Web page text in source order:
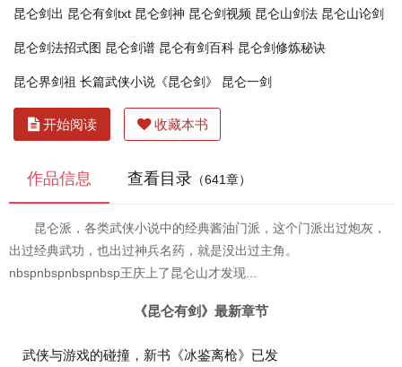
昆仑剑出 昆仑有剑txt 昆仑剑神 昆仑剑视频 昆仑山剑法 昆仑山论剑
昆仑剑法招式图 昆仑剑谱 昆仑有剑百科 昆仑剑修炼秘诀
昆仑界剑祖 长篇武侠小说《昆仑剑》 昆仑一剑
开始阅读 收藏本书
作品信息 查看目录 （641章）
昆仑派，各类武侠小说中的经典酱油门派，这个门派出过炮灰，
出过经典武功，也出过神兵名药，就是没出过主角。
nbspnbspnbspnbsp王庆上了昆仑山才发现...
《昆仑有剑》最新章节
武侠与游戏的碰撞，新书《冰鉴离枪》已发